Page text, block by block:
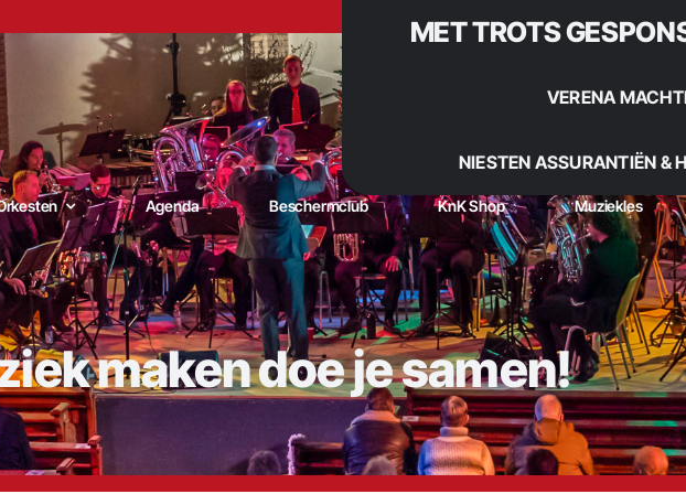
MET TROTS
VERENA
NIESTEN ASSURANTIËN &
Agenda Beschermclub KnK Shop Muziekles
maken doe je samen!
Kunst naar Kracht – De muzikale trots van De Goorn | Sinds 1922